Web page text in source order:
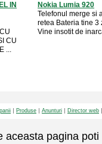
IN
CU
...
Nokia Lumia 920
Telefonul merge si
retea Bateria tine 3
Vine insotit de
Produse Anunturi Director web
aceasta pagina poti